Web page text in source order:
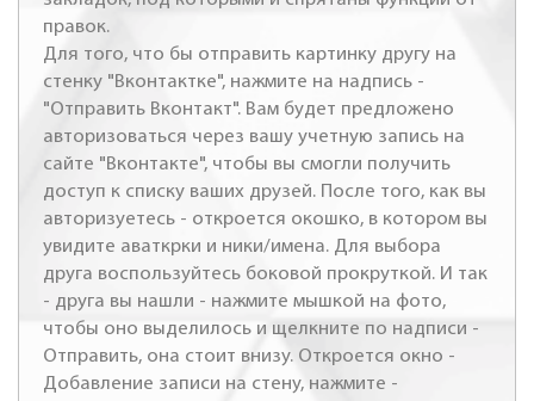
правок.
Для того, что бы отправить картинку другу на
стенку "Вконтактке", нажмите на надпись -
"Отправить Вконтакт". Вам будет предложено
авторизоваться через вашу учетную запись на
сайте "Вконтакте", чтобы вы смогли получить
доступ к списку ваших друзей. После того, как вы
авторизуетесь - откроется окошко, в котором вы
увидите аваткрки и ники/имена. Для выбора
друга воспользуйтесь боковой прокруткой. И так
- друга вы нашли - нажмите мышкой на фото,
чтобы оно выделилось и щелкните по надписи -
Отправить, она стоит внизу. Откроется окно -
Добавление записи на стену, нажмите -